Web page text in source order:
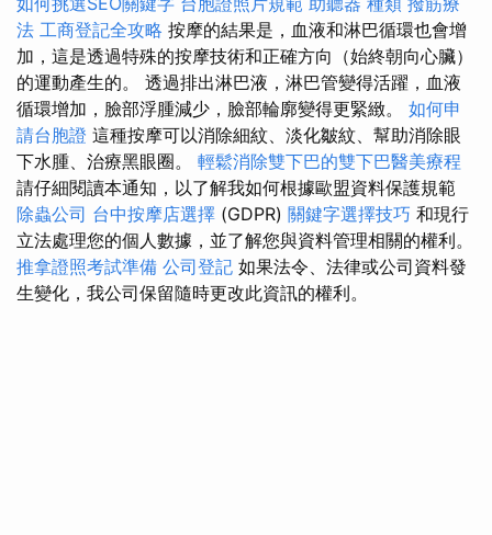
法 工商登記全攻略 按摩的結果是，血液和淋巴循環也會增
加，這是透過特殊的按摩技術和正確方向（始終朝向心臟）
的運動產生的。 透過排出淋巴液，淋巴管變得活躍，血液
循環增加，臉部浮腫減少，臉部輪廓變得更緊緻。 如何申
請台胞證 這種按摩可以消除細紋、淡化皺紋、幫助消除眼
下水腫、治療黑眼圈。 輕鬆消除雙下巴的雙下巴醫美療程
請仔細閱讀本通知，以了解我如何根據歐盟資料保護規範
除蟲公司 台中按摩店選擇 (GDPR) 關鍵字選擇技巧 和現行
立法處理您的個人數據，並了解您與資料管理相關的權利。
推拿證照考試準備 公司登記 如果法令、法律或公司資料發
生變化，我公司保留隨時更改此資訊的權利。